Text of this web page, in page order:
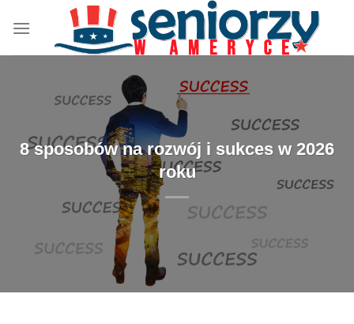
zawartości
8 sposobów na rozwój i sukces w 2026
roku